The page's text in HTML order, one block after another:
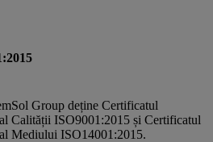
Group deține Certificatul
Calității ISO9001:2015 și Certificatul
Mediului ISO14001:2015.